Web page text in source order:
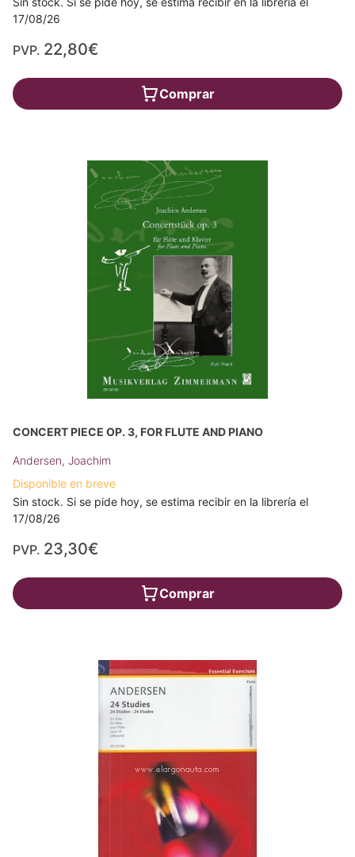
17/08/26
PVP. 22,80€
Comprar
CONCERT PIECE OP. 3, FOR FLUTE AND PIANO
Andersen, Joachim
Disponible en breve
Sin stock. Si se pide hoy, se estima recibir en la librería el
17/08/26
PVP. 23,30€
Comprar